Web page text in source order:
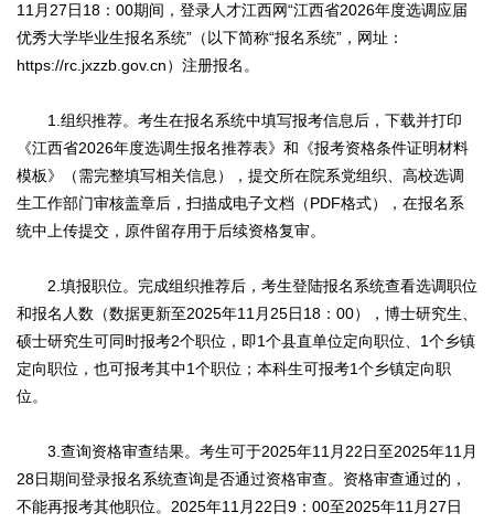
11月27日18：00期间，登录人才江西网“江西省2026年度选调应届
优秀大学毕业生报名系统”（以下简称“报名系统”，网址：
https://rc.jxzzb.gov.cn）注册报名。
1.组织推荐。考生在报名系统中填写报考信息后，下载并打印
《江西省2026年度选调生报名推荐表》和《报考资格条件证明材料
模板》（需完整填写相关信息），提交所在院系党组织、高校选调
生工作部门审核盖章后，扫描成电子文档（PDF格式），在报名系
统中上传提交，原件留存用于后续资格复审。
2.填报职位。完成组织推荐后，考生登陆报名系统查看选调职位
和报名人数（数据更新至2025年11月25日18：00），博士研究生、
硕士研究生可同时报考2个职位，即1个县直单位定向职位、1个乡镇
定向职位，也可报考其中1个职位；本科生可报考1个乡镇定向职
位。
3.查询资格审查结果。考生可于2025年11月22日至2025年11月
28日期间登录报名系统查询是否通过资格审查。资格审查通过的，
不能再报考其他职位。2025年11月22日9：00至2025年11月27日